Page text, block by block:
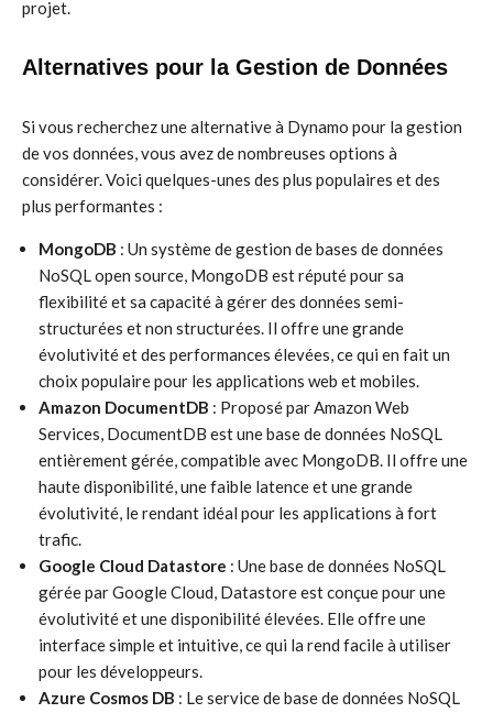
projet.
Alternatives pour la Gestion de Données
Si vous recherchez une alternative à Dynamo pour la gestion
de vos données, vous avez de nombreuses options à
considérer. Voici quelques-unes des plus populaires et des
plus performantes :
MongoDB : Un système de gestion de bases de données
NoSQL open source, MongoDB est réputé pour sa
flexibilité et sa capacité à gérer des données semi-
structurées et non structurées. Il offre une grande
évolutivité et des performances élevées, ce qui en fait un
choix populaire pour les applications web et mobiles.
Amazon DocumentDB : Proposé par Amazon Web
Services, DocumentDB est une base de données NoSQL
entièrement gérée, compatible avec MongoDB. Il offre une
haute disponibilité, une faible latence et une grande
évolutivité, le rendant idéal pour les applications à fort
trafic.
Google Cloud Datastore : Une base de données NoSQL
gérée par Google Cloud, Datastore est conçue pour une
évolutivité et une disponibilité élevées. Elle offre une
interface simple et intuitive, ce qui la rend facile à utiliser
pour les développeurs.
Azure Cosmos DB : Le service de base de données NoSQL